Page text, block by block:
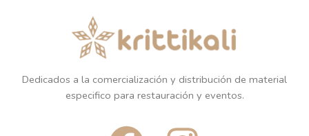
Dedicados a la comercialización y distribución de material
especifico para restauración y eventos.